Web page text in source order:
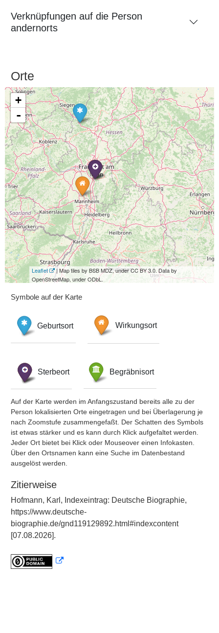
Verknüpfungen auf die Person
andernorts
Orte
+
-
Leaflet
| Map tiles by BSB MDZ, under CC BY 3.0. Data by
OpenStreetMap, under ODbL.
Symbole auf der Karte
Geburtsort Wirkungsort
Sterbeort Begräbnisort
Auf der Karte werden im Anfangszustand bereits alle zu der
Person lokalisierten Orte eingetragen und bei Überlagerung je
nach Zoomstufe zusammengefaßt. Der Schatten des Symbols
ist etwas stärker und es kann durch Klick aufgefaltet werden.
Jeder Ort bietet bei Klick oder Mouseover einen Infokasten.
Über den Ortsnamen kann eine Suche im Datenbestand
ausgelöst werden.
Zitierweise
Hofmann, Karl, Indexeintrag: Deutsche Biographie,
https://www.deutsche-
biographie.de/gnd119129892.html#indexcontent
[07.08.2026].